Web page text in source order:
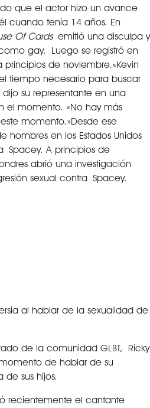
que el actor hizo un avance
cuando tenía 14 años. En
Of Cardsemitió una disculpa y
gay.
Luego se registró en
de noviembre.«Kevin
tiempo necesario para buscar
su representante en una
el momento. «No hay más
momento.»Desde ese
en los Estados Unidos
Spacey. A principios de
abrió una investigación
sexual contra Spacey.
al hablar de la sexualidad de
de la comunidad GLBT, Ricky
de hablar de su
sus hijos.
recientemente el cantante